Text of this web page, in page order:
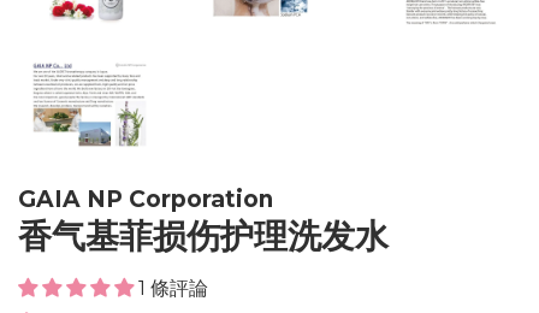
GAIA NP Corporation
香气基菲损伤护理洗发水
1 條評論